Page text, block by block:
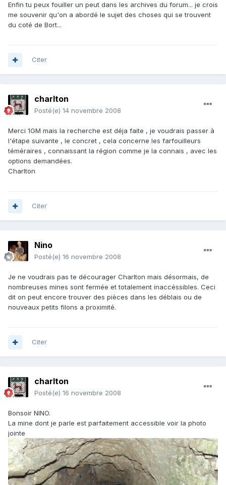
Enfin tu peux fouiller un peut dans les archives du forum... je crois
me souvenir qu'on a abordé le sujet des choses qui se trouvent
du coté de Bort...
Citer
charlton
Posté(e) 14 novembre 2008
Merci 1GM mais la recherche est déja faite , je voudrais passer à
l'étape suivante , le concret , cela concerne les farfouilleurs
téméraires , connaissant la région comme je la connais , avec les
options demandées.
Charlton
Citer
Nino
Posté(e) 16 novembre 2008
Je ne voudrais pas te décourager Charlton mais désormais, de
nombreuses mines sont fermée et totalement inaccéssibles. Ceci
dit on peut encore trouver des pièces dans les déblais ou de
nouveaux petits filons a proximité.
Citer
charlton
Posté(e) 16 novembre 2008
Bonsoir NINO.
La mine dont je parle est parfaitement accessible voir la photo
jointe